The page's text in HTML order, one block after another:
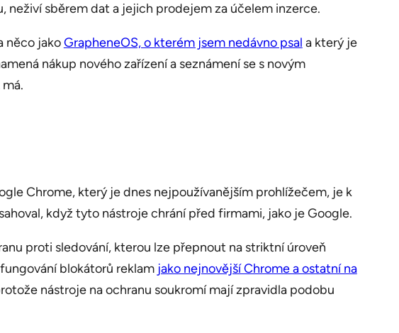
neživí sběrem dat a jejich prodejem za účelem inzerce.
něco jakoGrapheneOS, o kterém jsem nedávno psal a který je
nákup nového zařízení a seznámení se s novým
Chrome, který je dnes nejpoužívanějším prohlížečem, je k
když tyto nástroje chrání před firmami, jako je Google.
proti sledování, kterou lze přepnout na striktní úroveň
blokátorů reklam jako nejnovější Chrome a ostatní na
nástroje na ochranu soukromí mají zpravidla podobu